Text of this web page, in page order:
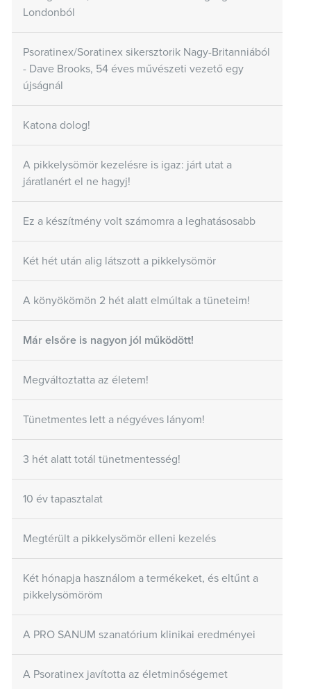
Londonból
Psoratinex/Soratinex sikersztorik Nagy-Britanniából
- Dave Brooks, 54 éves művészeti vezető egy
újságnál
Katona dolog!
A pikkelysömör kezelésre is igaz: járt utat a
járatlanért el ne hagyj!
Ez a készítmény volt számomra a leghatásosabb
Két hét után alig látszott a pikkelysömör
A könyökömön 2 hét alatt elmúltak a tüneteim!
Már elsőre is nagyon jól működött!
Megváltoztatta az életem!
Tünetmentes lett a négyéves lányom!
3 hét alatt totál tünetmentesség!
10 év tapasztalat
Megtérült a pikkelysömör elleni kezelés
Két hónapja használom a termékeket, és eltűnt a
pikkelysömöröm
A PRO SANUM szanatórium klinikai eredményei
A Psoratinex javította az életminőségemet